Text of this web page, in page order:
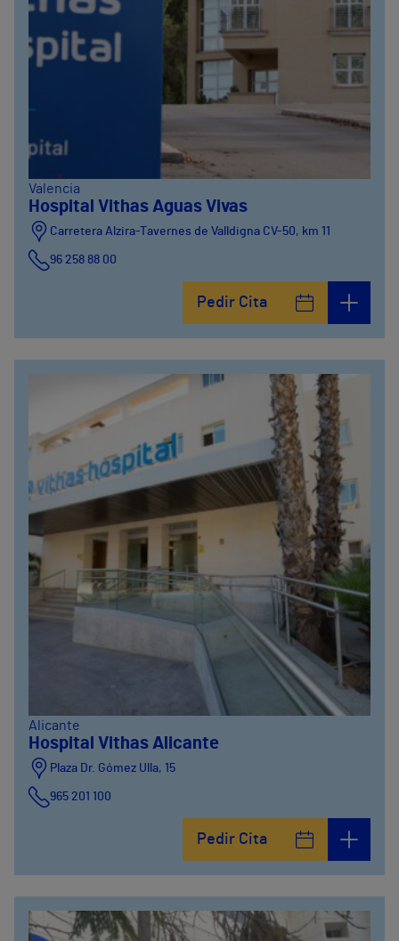
Valencia
Hospital Vithas Aguas Vivas
Carretera Alzira-Tavernes de Valldigna CV-50, km 11
96 258 88 00
Pedir Cita
Alicante
Hospital Vithas Alicante
Plaza Dr. Gómez Ulla, 15
965 201 100
Pedir Cita